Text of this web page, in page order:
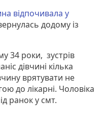
відпочивала у
додому із
34 роки, зустрів
дівчині кілька
врятувати не
до лікарні. Чоловіка
ранок у смт.